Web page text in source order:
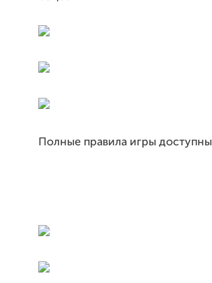
Полные правила игры доступны